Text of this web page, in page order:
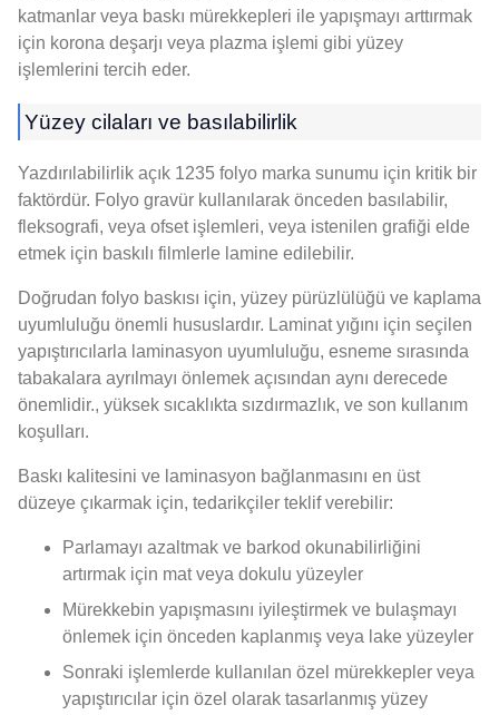
katmanlar veya baskı mürekkepleri ile yapışmayı arttırmak
için korona deşarjı veya plazma işlemi gibi yüzey
işlemlerini tercih eder.
Yüzey cilaları ve basılabilirlik
Yazdırılabilirlik açık 1235 folyo marka sunumu için kritik bir
faktördür. Folyo gravür kullanılarak önceden basılabilir,
fleksografi, veya ofset işlemleri, veya istenilen grafiği elde
etmek için baskılı filmlerle lamine edilebilir.
Doğrudan folyo baskısı için, yüzey pürüzlülüğü ve kaplama
uyumluluğu önemli hususlardır. Laminat yığını için seçilen
yapıştırıcılarla laminasyon uyumluluğu, esneme sırasında
tabakalara ayrılmayı önlemek açısından aynı derecede
önemlidir., yüksek sıcaklıkta sızdırmazlık, ve son kullanım
koşulları.
Baskı kalitesini ve laminasyon bağlanmasını en üst
düzeye çıkarmak için, tedarikçiler teklif verebilir:
Parlamayı azaltmak ve barkod okunabilirliğini
artırmak için mat veya dokulu yüzeyler
Mürekkebin yapışmasını iyileştirmek ve bulaşmayı
önlemek için önceden kaplanmış veya lake yüzeyler
Sonraki işlemlerde kullanılan özel mürekkepler veya
yapıştırıcılar için özel olarak tasarlanmış yüzey